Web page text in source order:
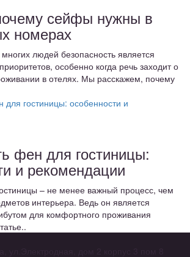
сейфы нужны в
номерах
людей безопасность является
особенно когда речь заходит о
в отелях. Мы расскажем, почему
фен для гостиницы:
и рекомендации
– не менее важный процесс, чем
интерьера. Ведь он является
для комфортного проживания